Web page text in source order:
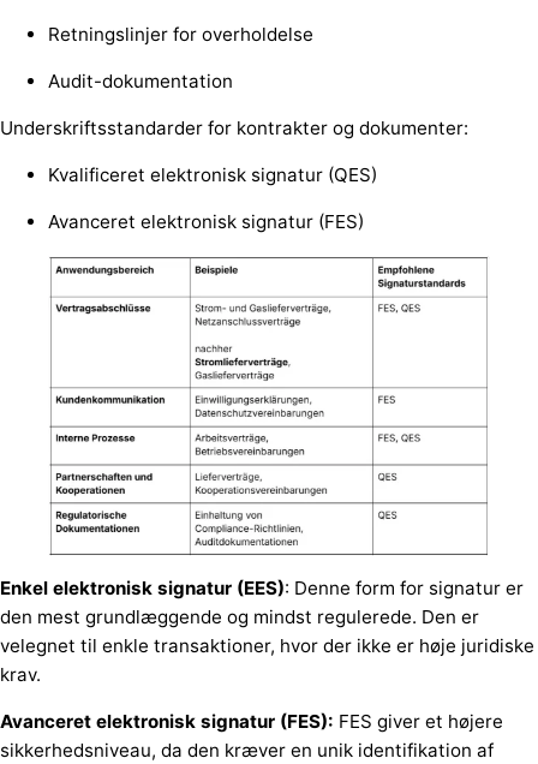
Retningslinjer for overholdelse
Audit-dokumentation
Underskriftsstandarder for kontrakter og dokumenter:
Kvalificeret elektronisk signatur (QES)
Avanceret elektronisk signatur (FES)
Enkel elektronisk signatur (EES): Denne form for signatur er
den mest grundlæggende og mindst regulerede. Den er
velegnet til enkle transaktioner, hvor der ikke er høje juridiske
krav.
Avanceret elektronisk signatur (FES): FES giver et højere
sikkerhedsniveau, da den kræver en unik identifikation af